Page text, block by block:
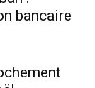
bancaire